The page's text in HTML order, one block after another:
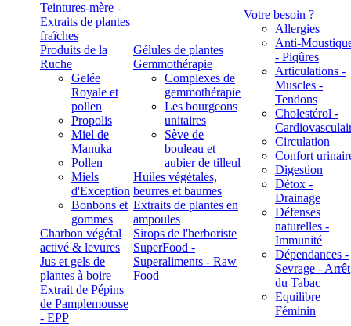
Teintures-mère -
Extraits de plantes
fraîches
Produits de la
Ruche
Gelée
Royale et
pollen
Propolis
Miel de
Manuka
Pollen
Miels
d'Exception
Bonbons et
gommes
Charbon végétal
activé & levures
Jus et gels de
plantes à boire
Extrait de Pépins
de Pamplemousse
- EPP
Gélules de plantes
Gemmothérapie
Complexes de
gemmothérapie
Les bourgeons
unitaires
Sève de
bouleau et
aubier de tilleul
Huiles végétales,
beurres et baumes
Extraits de plantes en
ampoules
Sirops de l'herboriste
SuperFood -
Superaliments - Raw
Food
Votre besoin ?
Allergies
Anti-
- Piqûres
Articulations -
Muscles -
Tendons
Cholestérol -
Circulation
Confort
Digestion
Détox -
Drainage
Défenses
naturelles -
Immunité
Dépendances -
Sevrage - Arrêt
du Tabac
Equilibre
Féminin